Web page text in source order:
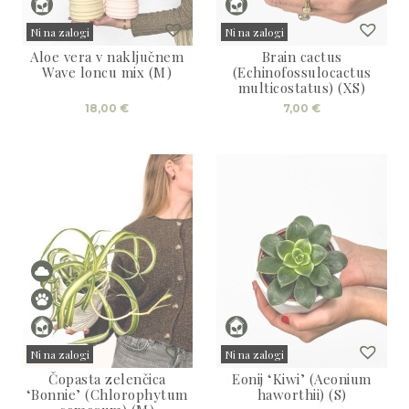
Ni na zalogi
Sold
Aloe vera v naključnem
Wave loncu mix (M)
18,00 €
Ni na zalogi
Sold
Brain cactus
(Echinofossulocactus
multicostatus) (XS)
7,00 €
Ni na zalogi
Sold
Čopasta zelenčica
‘Bonnie’ (Chlorophytum
Ni na zalogi
Sold
Eonij ‘Kiwi’ (Aeonium
haworthii) (S)